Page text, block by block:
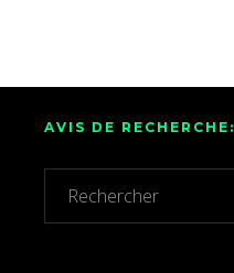
AVIS DE RECHERCHE: